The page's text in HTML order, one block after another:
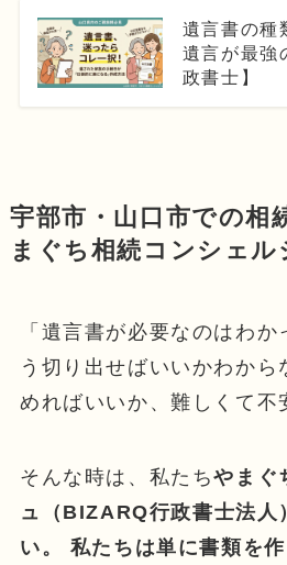
遺言書の種
遺言が最強
政書士】
宇部市・山口市での相
まぐち相続コンシェル
「遺言書が必要なのはわ
う切り出せばいいかわか
めればいいか、難しくて不
そんな時は、私たちやまぐ
ュ（BIZARQ行政書士法人
い。 私たちは単に書類を